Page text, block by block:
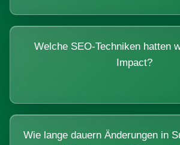
Welche SEO-Techniken hatten
Impact?
Wie lange dauern Änderungen in